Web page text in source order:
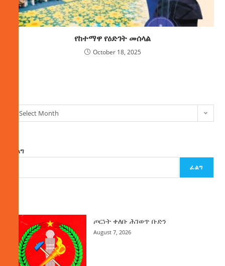
የከተማዋ የዕድገት መሰላል
October 18, 2025
Select Month
ፈልግ
ፈልግ
ጦርነት ቀለቡ ሕገወጥ ቡድን
August 7, 2026